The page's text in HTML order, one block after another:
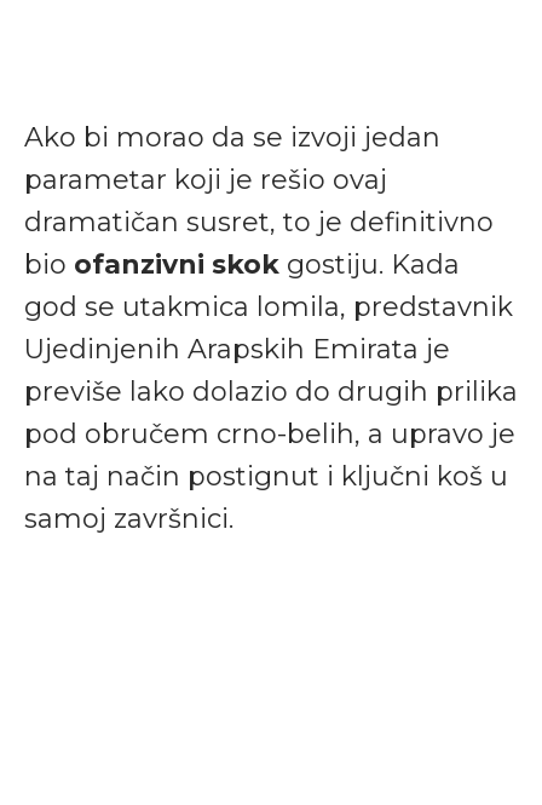
Ako bi morao da se izvoji jedan
parametar koji je rešio ovaj
dramatičan susret, to je definitivno
bio ofanzivni skok gostiju. Kada
god se utakmica lomila, predstavnik
Ujedinjenih Arapskih Emirata je
previše lako dolazio do drugih prilika
pod obručem crno-belih, a upravo je
na taj način postignut i ključni koš u
samoj završnici.